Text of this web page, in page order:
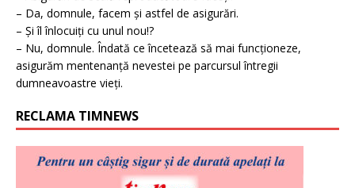
– Da, domnule, facem și astfel de asigurări.
– Și îl înlocuiți cu unul nou!?
– Nu, domnule. Îndată ce încetează să mai funcționeze,
asigurăm mentenanță nevestei pe parcursul întregii
dumneavoastre vieți.
RECLAMA TIMNEWS